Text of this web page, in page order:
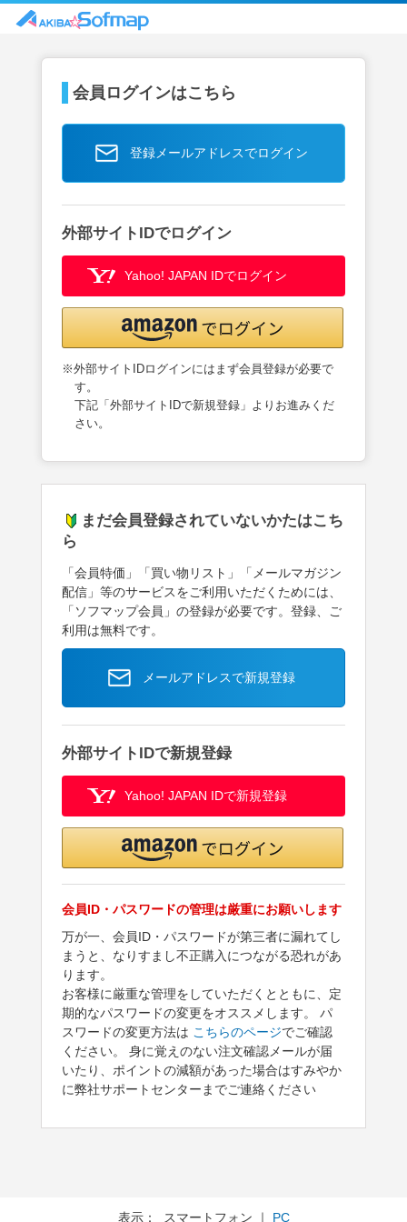
会員ログインはこちら
登録メールアドレスでログイン
外部サイトIDでログイン
Yahoo! JAPAN IDでログイン
※外部サイトIDログインにはまず会員登録が必要で
す。
下記「外部サイトIDで新規登録」よりお進みくだ
さい。
まだ会員登録されていないかたはこち
ら
「会員特価」「買い物リスト」「メールマガジン
配信」等のサービスをご利用いただくためには、
「ソフマップ会員」の登録が必要です。登録、ご
利用は無料です。
メールアドレスで新規登録
外部サイトIDで新規登録
Yahoo! JAPAN IDで新規登録
会員ID・パスワードの管理は厳重にお願いします
万が一、会員ID・パスワードが第三者に漏れてし
まうと、なりすまし不正購入につながる恐れがあ
ります。
お客様に厳重な管理をしていただくとともに、定
期的なパスワードの変更をオススメします。 パ
スワードの変更方法は こちらのページでご確認
ください。 身に覚えのない注文確認メールが届
いたり、ポイントの減額があった場合はすみやか
に弊社サポートセンターまでご連絡ください
表示： スマートフォン ｜ PC